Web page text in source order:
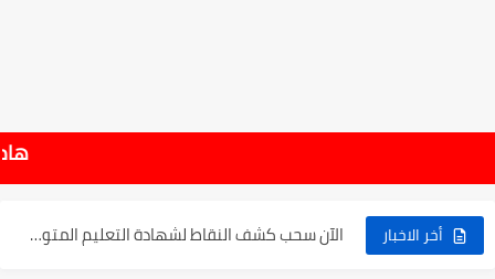
هام : نتائج
أخر الاخبار
موعد الدخول المدرسي ورزنامة العطل والاختبارات للسنة الدراسية 2025-2026
الإعلان عن نتائج بكالوريا 2025 في الجزائر يوم 20...
الآن سحب كشف النقاط لشهادة التعليم المتوسط 2025